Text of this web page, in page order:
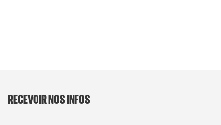
RECEVOIR NOS INFOS